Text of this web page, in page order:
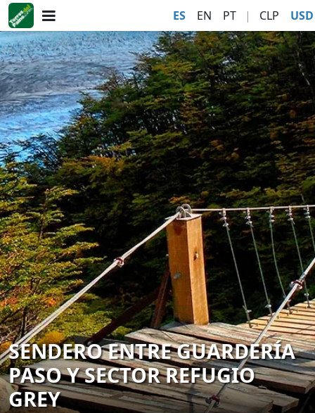
ES EN PT | CLP USD
SENDERO ENTRE GUARDERÍA
PASO Y SECTOR REFUGIO
GREY